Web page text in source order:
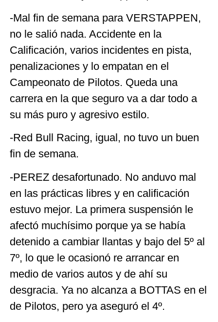
-Mal fin de semana para VERSTAPPEN,
no le salió nada. Accidente en la
Calificación, varios incidentes en pista,
penalizaciones y lo empatan en el
Campeonato de Pilotos. Queda una
carrera en la que seguro va a dar todo a
su más puro y agresivo estilo.
-Red Bull Racing, igual, no tuvo un buen
fin de semana.
-PEREZ desafortunado. No anduvo mal
en las prácticas libres y en calificación
estuvo mejor. La primera suspensión le
afectó muchísimo porque ya se había
detenido a cambiar llantas y bajo del 5º al
7º, lo que le ocasionó re arrancar en
medio de varios autos y de ahí su
desgracia. Ya no alcanza a BOTTAS en el
de Pilotos, pero ya aseguró el 4º.